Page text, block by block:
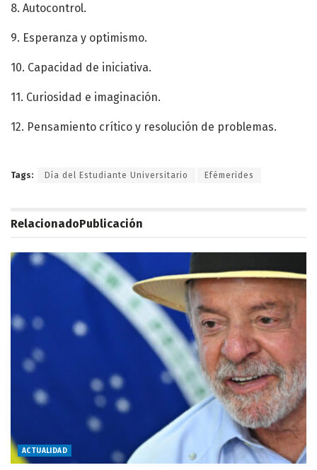
8. Autocontrol.
9. Esperanza y optimismo.
10. Capacidad de iniciativa.
11. Curiosidad e imaginación.
12. Pensamiento crítico y resolución de problemas.
Tags: Día del Estudiante Universitario Efémerides
RelacionadoPublicación
ACTUALIDAD